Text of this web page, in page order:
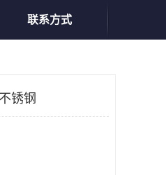
联系方式
锈钢